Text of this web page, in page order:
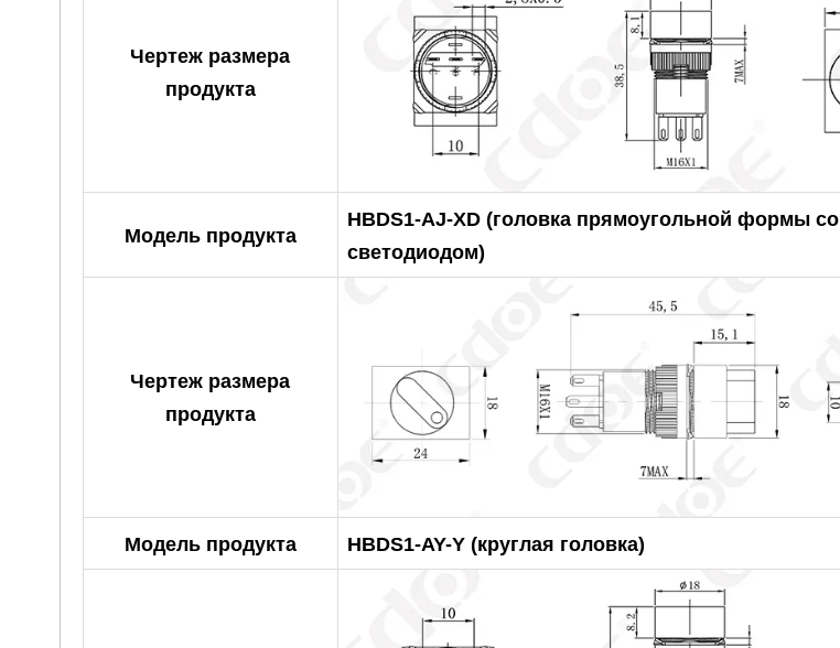
Чертеж размера
продукта
Модель продукта
HBDS1-AJ-XD (головка прямоугольной формы со
светодиодом)
Чертеж размера
продукта
Модель продукта HBDS1-AY-Y (круглая головка)